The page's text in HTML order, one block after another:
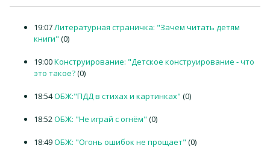
19:07Литературная страничка: "Зачем читать детям
книги" (0)
19:00Конструирование: "Детское конструирование - что
это такое?(0)
18:54ОБЖ:"ПДД в стихах и картинках" (0)
18:52ОБЖ: "Не играй с огнём" (0)
18:49ОБЖ: "Огонь ошибок не прощает" (0)